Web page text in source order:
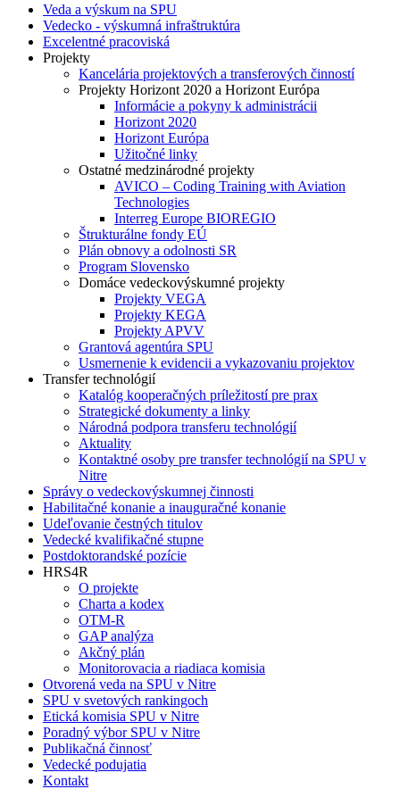
Veda a výskum na SPU
Vedecko - výskumná infraštruktúra
Excelentné pracoviská
Projekty
Kancelária projektových a transferových činností
Projekty Horizont 2020 a Horizont Európa
Informácie a pokyny k administrácii
Horizont 2020
Horizont Európa
Užitočné linky
Ostatné medzinárodné projekty
AVICO – Coding Training with Aviation
Technologies
Interreg Europe BIOREGIO
Štrukturálne fondy EÚ
Plán obnovy a odolnosti SR
Program Slovensko
Domáce vedeckovýskumné projekty
Projekty VEGA
Projekty KEGA
Projekty APVV
Grantová agentúra SPU
Usmernenie k evidencii a vykazovaniu projektov
Transfer technológií
Katalóg kooperačných príležitostí pre prax
Strategické dokumenty a linky
Národná podpora transferu technológií
Aktuality
Kontaktné osoby pre transfer technológií na SPU v
Nitre
Správy o vedeckovýskumnej činnosti
Habilitačné konanie a inauguračné konanie
Udeľovanie čestných titulov
Vedecké kvalifikačné stupne
Postdoktorandské pozície
HRS4R
O projekte
Charta a kodex
OTM-R
GAP analýza
Akčný plán
Monitorovacia a riadiaca komisia
Otvorená veda na SPU v Nitre
SPU v svetových rankingoch
Etická komisia SPU v Nitre
Poradný výbor SPU v Nitre
Publikačná činnosť
Vedecké podujatia
Kontakt